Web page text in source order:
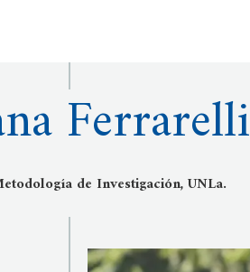
Ferrarelli
de Investigación, UNLa.